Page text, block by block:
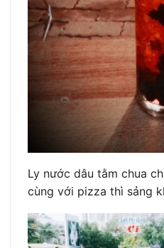
Ly nước dâu tằm chua
cùng với pizza thì sảng